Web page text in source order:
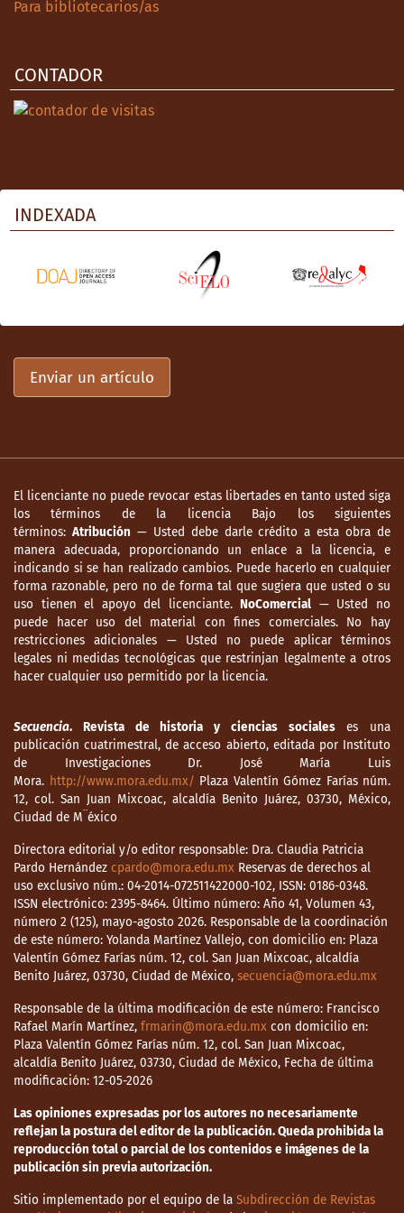
Para bibliotecarios/as
CONTADOR
INDEXADA
Enviar un artículo
El licenciante no puede revocar estas libertades en tanto usted siga
los términos de la licencia Bajo los siguientes
términos: Atribución — Usted debe darle crédito a esta obra de
manera adecuada, proporcionando un enlace a la licencia, e
indicando si se han realizado cambios. Puede hacerlo en cualquier
forma razonable, pero no de forma tal que sugiera que usted o su
uso tienen el apoyo del licenciante.NoComercial — Usted no
puede hacer uso del material con fines comerciales. No hay
restricciones adicionales — Usted no puede aplicar términos
legales ni medidas tecnológicas que restrinjan legalmente a otros
hacer cualquier uso permitido por la licencia.
Secuencia. Revista de historia y ciencias socialeses una
publicación cuatrimestral, de acceso abierto, editada por Instituto
de Investigaciones Dr. José María Luis
Mora. http://www.mora.edu.mx/ Plaza Valentín Gómez Farías núm.
12, col. San Juan Mixcoac, alcaldía Benito Juárez, 03730, México,
Ciudad de M¨éxico
Directora editorial y/o editor responsable: Dra. Claudia Patricia
Pardo Hernández cpardo@mora.edu.mx Reservas de derechos al
uso exclusivo núm.: 04-2014-072511422000-102, ISSN: 0186-0348.
ISSN electrónico: 2395-8464. Último número: Año 41, Volumen 43,
número 2 (125), mayo-agosto 2026. Responsable de la coordinación
de este número: Yolanda Martínez Vallejo, con domicilio en: Plaza
Valentín Gómez Farías núm. 12, col. San Juan Mixcoac, alcaldía
Benito Juárez, 03730, Ciudad de México, secuencia@mora.edu.mx
Responsable de la última modificación de este número: Francisco
Rafael Marín Martínez, frmarin@mora.edu.mx con domicilio en:
Plaza Valentín Gómez Farías núm. 12, col. San Juan Mixcoac,
alcaldía Benito Juárez, 03730, Ciudad de México, Fecha de última
modificación: 12-05-2026
Las opiniones expresadas por los autores no necesariamente
reflejan la postura del editor de la publicación. Queda prohibida la
reproducción total o parcial de los contenidos e imágenes de la
publicación sin previa autorización.
Sitio implementado por el equipo de la Subdirección de Revistas